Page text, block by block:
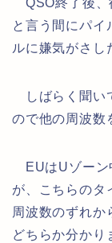
QSO終了後、
と言う間にパイ
ルに嫌気がさし
しばらく聞い
ので他の周波数
EUはUゾーン
が、こちらのタ
周波数のずれか
どちらか分かり